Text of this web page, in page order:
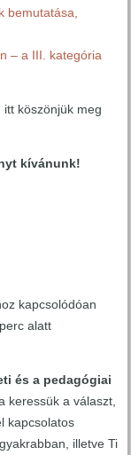
bemutatása,
– a III. kategória
köszönjük meg
kívánunk!
kapcsolódóan
alatt
és a pedagógiai
keressük a választ,
kapcsolatos
illetve Ti